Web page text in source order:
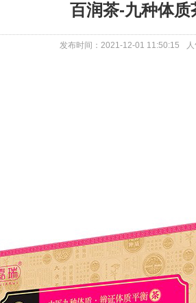
百润茶-九种体质
发布时间：2021-12-01 11:50:15